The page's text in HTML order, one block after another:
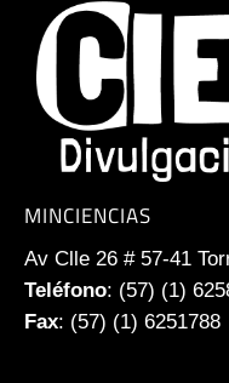
MINCIENCIAS
Av Clle 26 # 57-41
Teléfono: (57) (1)
Fax: (57) (1) 6251788